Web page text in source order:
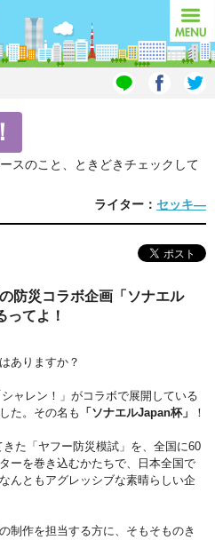
MENU
スのこと、ときどきチェックして
ライター： セッキ―
防災コラボ企画「ソナエル
てよ！
ありますか？
ャレン！」がコラボで展開している
た。その名も 「ソナエルJapan杯」 ！
た「ヤフー防災模試」を、全国に60
ーを巻き込むかたちで、日本全国で
んともアグレッシブな素晴らしい企
制作を担当する方に、そもそものき